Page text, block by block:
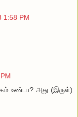
1:58 PM
உண்டா? அது (இருள்)